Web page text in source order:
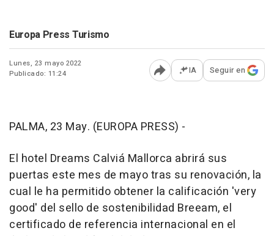
Europa Press Turismo
Lunes, 23 mayo 2022
Publicado: 11:24
Abrir opciones para
IA Seguir en
PALMA, 23 May. (EUROPA PRESS) -
El hotel Dreams Calviá Mallorca abrirá sus
puertas este mes de mayo tras su renovación, la
cual le ha permitido obtener la calificación 'very
good' del sello de sostenibilidad Breeam, el
certificado de referencia internacional en el